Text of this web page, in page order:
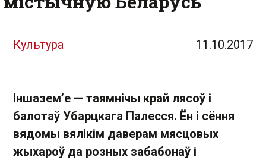
Культура 11.10.2017
Іншазем’е — таямнічы край лясоў і
балотаў Убарцкага Палесся. Ён і сёння
вядомы вялікім даверам мясцовых
жыхароў да розных забабонаў і